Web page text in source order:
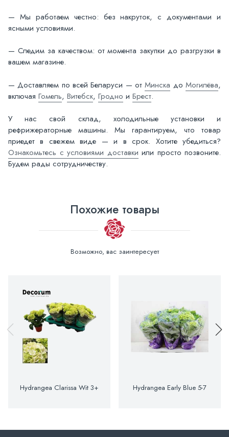
— Мы работаем честно: без накруток, с документами и
ясными условиями.
— Следим за качеством: от момента закупки до разгрузки в
вашем магазине.
— Доставляем по всей Беларуси — отМинска доМогилёва,
включая Гомель, Витебск, Гродно и Брест.
У нас свой склад, холодильные установки и
рефрижераторные машины. Мы гарантируем, что товар
приедет в свежем виде — и в срок. Хотите убедиться?
Ознакомьтесь с условиями доставки или просто позвоните.
Будем рады сотрудничеству.
Похожие товары
Возможно, вас заинтересует
Hydrangea Clarissa Wit 3+ Hydrangea Early Blue 5-7